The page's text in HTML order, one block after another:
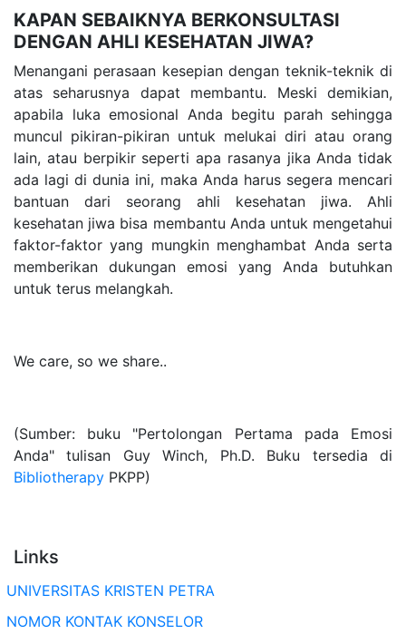
KAPAN SEBAIKNYA BERKONSULTASI
DENGAN AHLI KESEHATAN JIWA?
Menangani perasaan kesepian dengan teknik-teknik di
atas seharusnya dapat membantu. Meski demikian,
apabila luka emosional Anda begitu parah sehingga
muncul pikiran-pikiran untuk melukai diri atau orang
lain, atau berpikir seperti apa rasanya jika Anda tidak
ada lagi di dunia ini, maka Anda harus segera mencari
bantuan dari seorang ahli kesehatan jiwa. Ahli
kesehatan jiwa bisa membantu Anda untuk mengetahui
faktor-faktor yang mungkin menghambat Anda serta
memberikan dukungan emosi yang Anda butuhkan
untuk terus melangkah.
We care, so we share..
(Sumber: buku "Pertolongan Pertama pada Emosi
Anda" tulisan Guy Winch, Ph.D. Buku tersedia di
Bibliotherapy PKPP)
Links
UNIVERSITAS KRISTEN PETRA
NOMOR KONTAK KONSELOR